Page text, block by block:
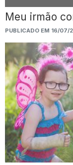
Meu irmão
PUBLICADO EM 16/